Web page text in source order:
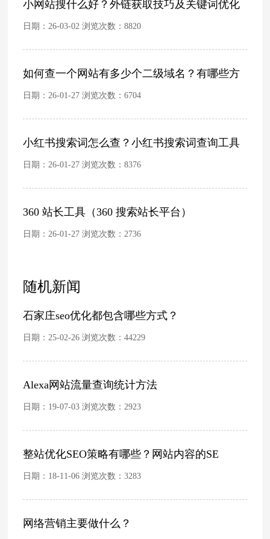
小网站搜什么好？外链获取技巧及关键词优化
日期：26-03-02 浏览次数：8820
如何查一个网站有多少个二级域名？有哪些方
日期：26-01-27 浏览次数：6704
小红书搜索词怎么查？小红书搜索词查询工具
日期：26-01-27 浏览次数：8376
360 站长工具（360 搜索站长平台）
日期：26-01-27 浏览次数： 2736
随机新闻
石家庄seo优化都包含哪些方式？
日期：25-02-26 浏览次数：44229
Alexa网站流量查询统计方法
日期：19-07-03 浏览次数： 2923
整站优化SEO策略有哪些？网站内容的SE
日期：18-11-06 浏览次数：3283
网络营销主要做什么？